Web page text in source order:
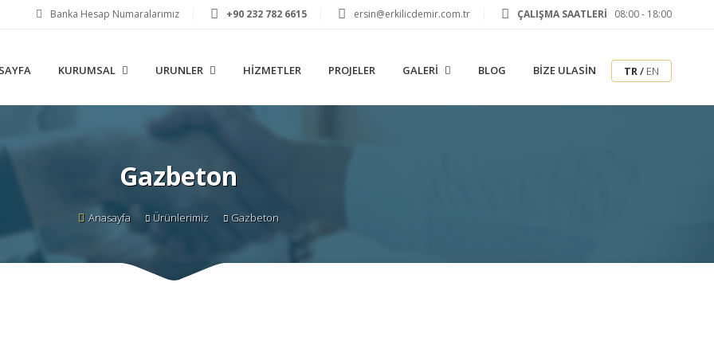
Banka Hesap Numaralarımız +90 232 782 6615 ersin@erkilicdemir.com.tr ÇALIŞMA SAATLERİ 08:00 - 18:00
KURUMSAL URUNLER HIZMETLER PROJELER GALERI BLOG BIZE ULASIN TR/ EN
Gazbeton
Anasayfa Ürünlerimiz Gazbeton